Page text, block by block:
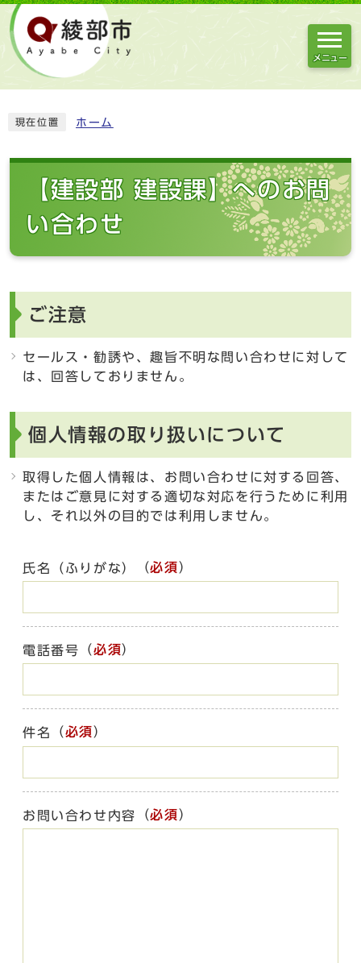
メニュー
現在位置 ホーム
【建設部 建設課】へのお問
い合わせ
ご注意
セールス・勧誘や、趣旨不明な問い合わせに対して
は、回答しておりません。
個人情報の取り扱いについて
取得した個人情報は、お問い合わせに対する回答、
またはご意見に対する適切な対応を行うために利用
し、それ以外の目的では利用しません。
氏名（ふりがな） （必須）
電話番号 （必須）
件名 （必須）
お問い合わせ内容 （必須）